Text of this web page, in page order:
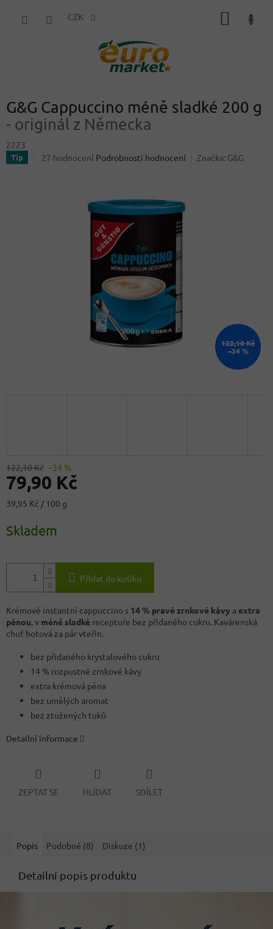
CZK
G&G Cappuccino méně sladké 200 g
- originál z Německa
2223
Tip
Průměrné
27 hodnocení Podrobnosti hodnocení Značka: G&G
122,10 Kč
–34 %
122,10 Kč –34 %
79,90 Kč
Měrná
39,95 Kč / 100 g
Skladem
Přidat do košíku
Krémové instantní cappuccino s 14 % pravé zrnkové kávy a extra
pěnou, v méně sladké receptuře bez přidaného cukru. Kavárenská
chuť hotová za pár vteřin.
bez přidaného krystalového cukru
14 % rozpustné zrnkové kávy
extra krémová pěna
bez umělých aromat
bez ztužených tuků
Detailní informace
ZEPTAT SE HLÍDAT SDÍLET
Popis Podobné (8) Diskuze (1)
Detailní popis produktu